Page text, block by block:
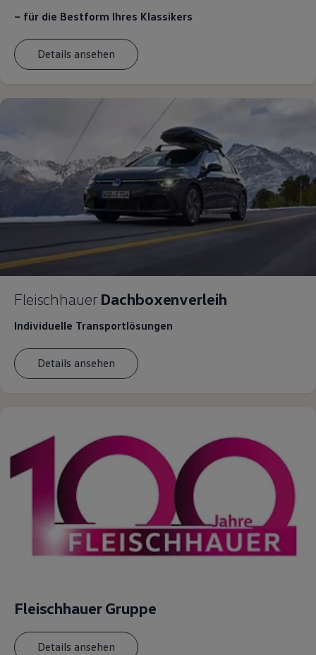
– für die Bestform Ihres Klassikers
Details ansehen
Fleischhauer Dachboxenverleih
Individuelle Transportlösungen
Details ansehen
Fleischhauer Gruppe
Details ansehen